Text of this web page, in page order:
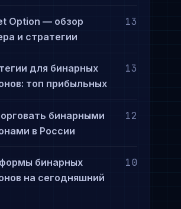
Option — обзор
и стратегии
13
для бинарных
топ прибыльных
13
бинарными
в России
12
бинарных
на сегодняшний
10